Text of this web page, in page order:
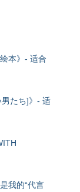
本》- 适合
たち]》- 适
我的“代言